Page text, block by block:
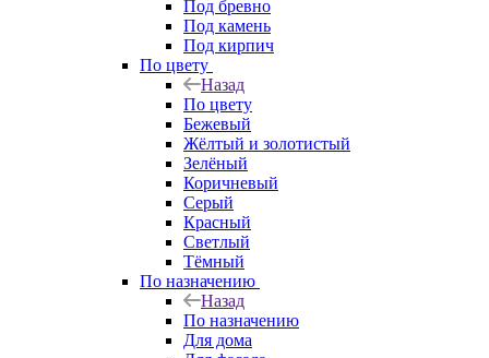
Под бревно
Под камень
Под кирпич
По цвету
Назад
По цвету
Бежевый
Жёлтый и золотистый
Зелёный
Коричневый
Серый
Красный
Светлый
Тёмный
По назначению
Назад
По назначению
Для дома